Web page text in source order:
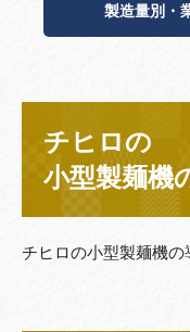
製造量別・
チヒロの
小型製麺機
チヒロの小型製麺機の